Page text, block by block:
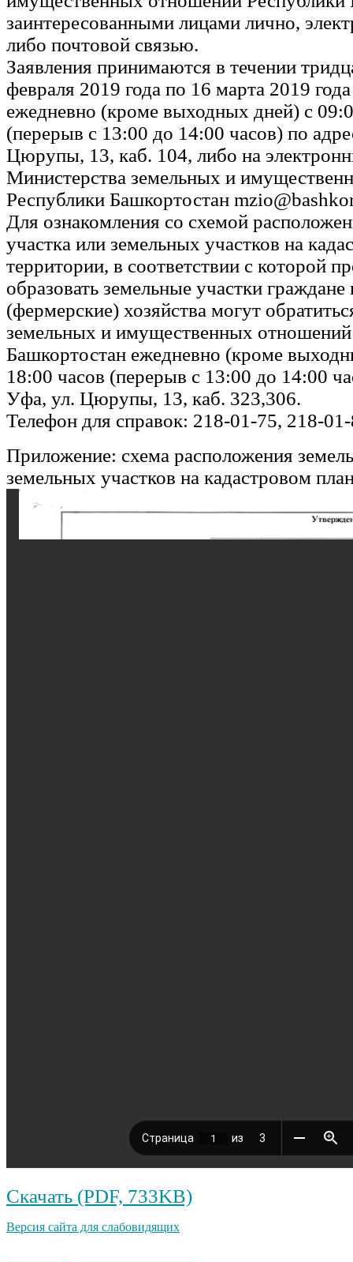
заинтересованными лицами лично,
либо почтовой связью.
Заявления принимаются в течении
февраля 2019 года по 16 марта 2019
ежедневно (кроме выходных дней) с
(перерыв с 13:00 до 14:00 часов) по
Цюрупы, 13, каб. 104, либо на
Министерства земельных и
Республики Башкортостан
Для ознакомления со схемой
участка или земельных участков на
территории, в соответствии с которой
образовать земельные участки граждане
(фермерские) хозяйства могут
земельных и имущественных
Башкортостан ежедневно (кроме
18:00 часов (перерыв с 13:00 до 14:00
Уфа, ул. Цюрупы, 13, каб. 323,306.
Телефон для справок: 218-01-75, 218-
Приложение: схема расположения
земельных участков на кадастровом
Скачать (PDF, 733KB)
Версия сайта для слабовидящих